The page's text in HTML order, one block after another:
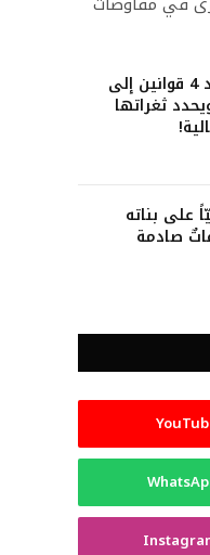
الرئيس عون يرد 4 قوانين إلى
ثغراتها
على بناته
صادمة